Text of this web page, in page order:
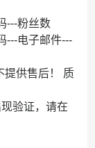
---粉丝数
---电子邮件---
提供售后！ 质
验证，请在